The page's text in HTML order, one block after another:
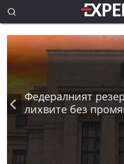
Федералният
лихвите без